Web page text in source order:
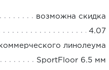
возможна скидка
4.07
линолеума
SportFloor 6.5 мм